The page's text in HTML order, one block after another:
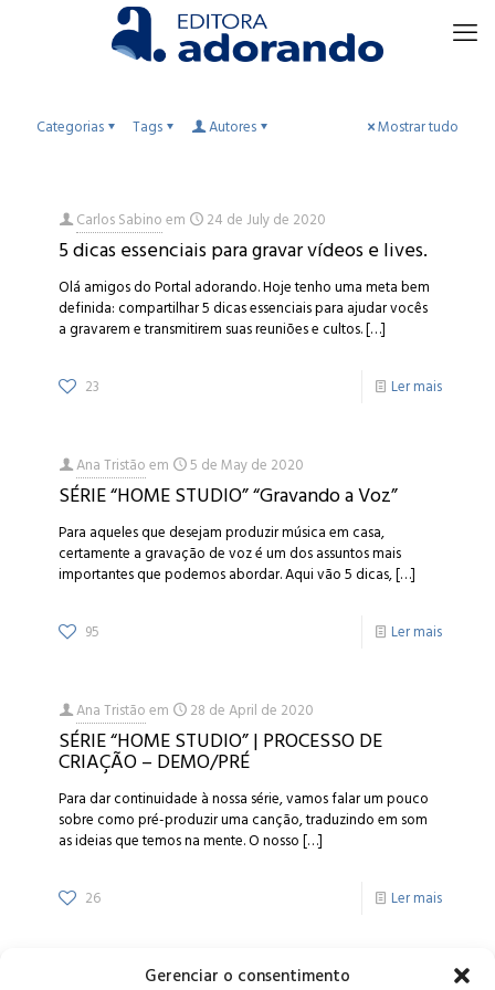
Gerenciar o consentimento
Categorias Tags Autores Mostrar tudo
Carlos Sabinoem 24 de July de 2020
5 dicas essenciais para gravar vídeos e lives.
Olá amigos do Portal adorando. Hoje tenho uma meta bem
definida: compartilhar 5 dicas essenciais para ajudar vocês
a gravarem e transmitirem suas reuniões e cultos.[…]
23 Ler mais
Ana Tristãoem 5 de May de 2020
SÉRIE “HOME STUDIO” “Gravando a Voz”
Para aqueles que desejam produzir música em casa,
certamente a gravação de voz é um dos assuntos mais
importantes que podemos abordar. Aqui vão 5 dicas,[…]
95 Ler mais
Ana Tristãoem 28 de April de 2020
SÉRIE “HOME STUDIO” | PROCESSO DE
CRIAÇÃO – DEMO/PRÉ
Para dar continuidade à nossa série, vamos falar um pouco
sobre como pré-produzir uma canção, traduzindo em som
as ideias que temos na mente. O nosso[…]
26 Ler mais